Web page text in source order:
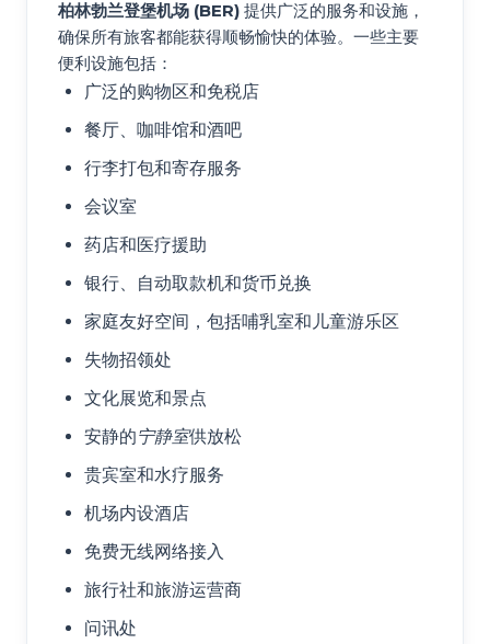
柏林勃兰登堡机场 (BER) 提供广泛的服务和设施，
确保所有旅客都能获得顺畅愉快的体验。一些主要
便利设施包括：
广泛的购物区和免税店
餐厅、咖啡馆和酒吧
行李打包和寄存服务
会议室
药店和医疗援助
银行、自动取款机和货币兑换
家庭友好空间，包括哺乳室和儿童游乐区
失物招领处
文化展览和景点
安静的宁静室供放松
贵宾室和水疗服务
机场内设酒店
免费无线网络接入
旅行社和旅游运营商
问讯处